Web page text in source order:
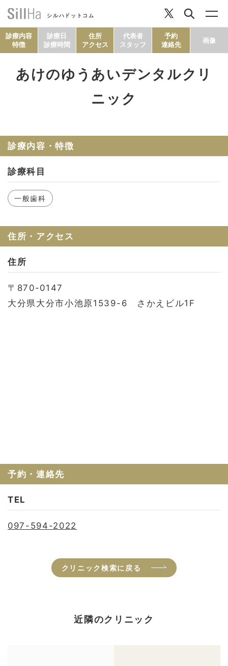
シルハドットコム
コラム
利用規約
診療内容
特徴
診療日
診療時間
住所
アクセス
代表者
スタッフ
予約
連絡先
画像
あけのゆうあいデンタルクリ
ニック
診療内容・特徴
診療科目
一般歯科
住所・アクセス
住所
〒870-0147
大分県大分市小池原1539-6 さかえビル1F
予約・連絡先
TEL
097-594-2022
クリニック検索に戻る
近隣のクリニック